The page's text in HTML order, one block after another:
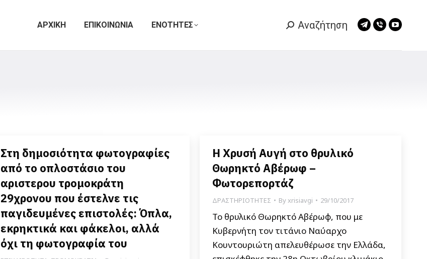
ΑΡΧΙΚΗ ΕΠΙΚΟΙΝΩΝΙΑ ΕΝΟΤΗΤΕΣ Search:
Αναζήτηση
Telegram
Viber
Στη δημοσιότητα φωτογραφίες
από το οπλοστάσιο του
αριστερου τρομοκράτη
29χρονου που έστελνε τις
παγιδευμένες επιστολές: Όπλα,
εκρηκτικά και φάκελοι, αλλά
όχι τη φωτογραφία του
Η Χρυσή Αυγή στο θρυλικό
Θωρηκτό Αβέρωφ –
Φωτορεπορτάζ
ΔΡΑΣΤΗΡΙΟΤΗΤΕΣ Byxrisiavgi 29/10/2017
Το θρυλικό Θωρηκτό Αβέρωφ, που με
Κυβερνήτη τον τιτάνιο Ναύαρχο
Κουντουριώτη απελευθέρωσε την Ελλάδα,